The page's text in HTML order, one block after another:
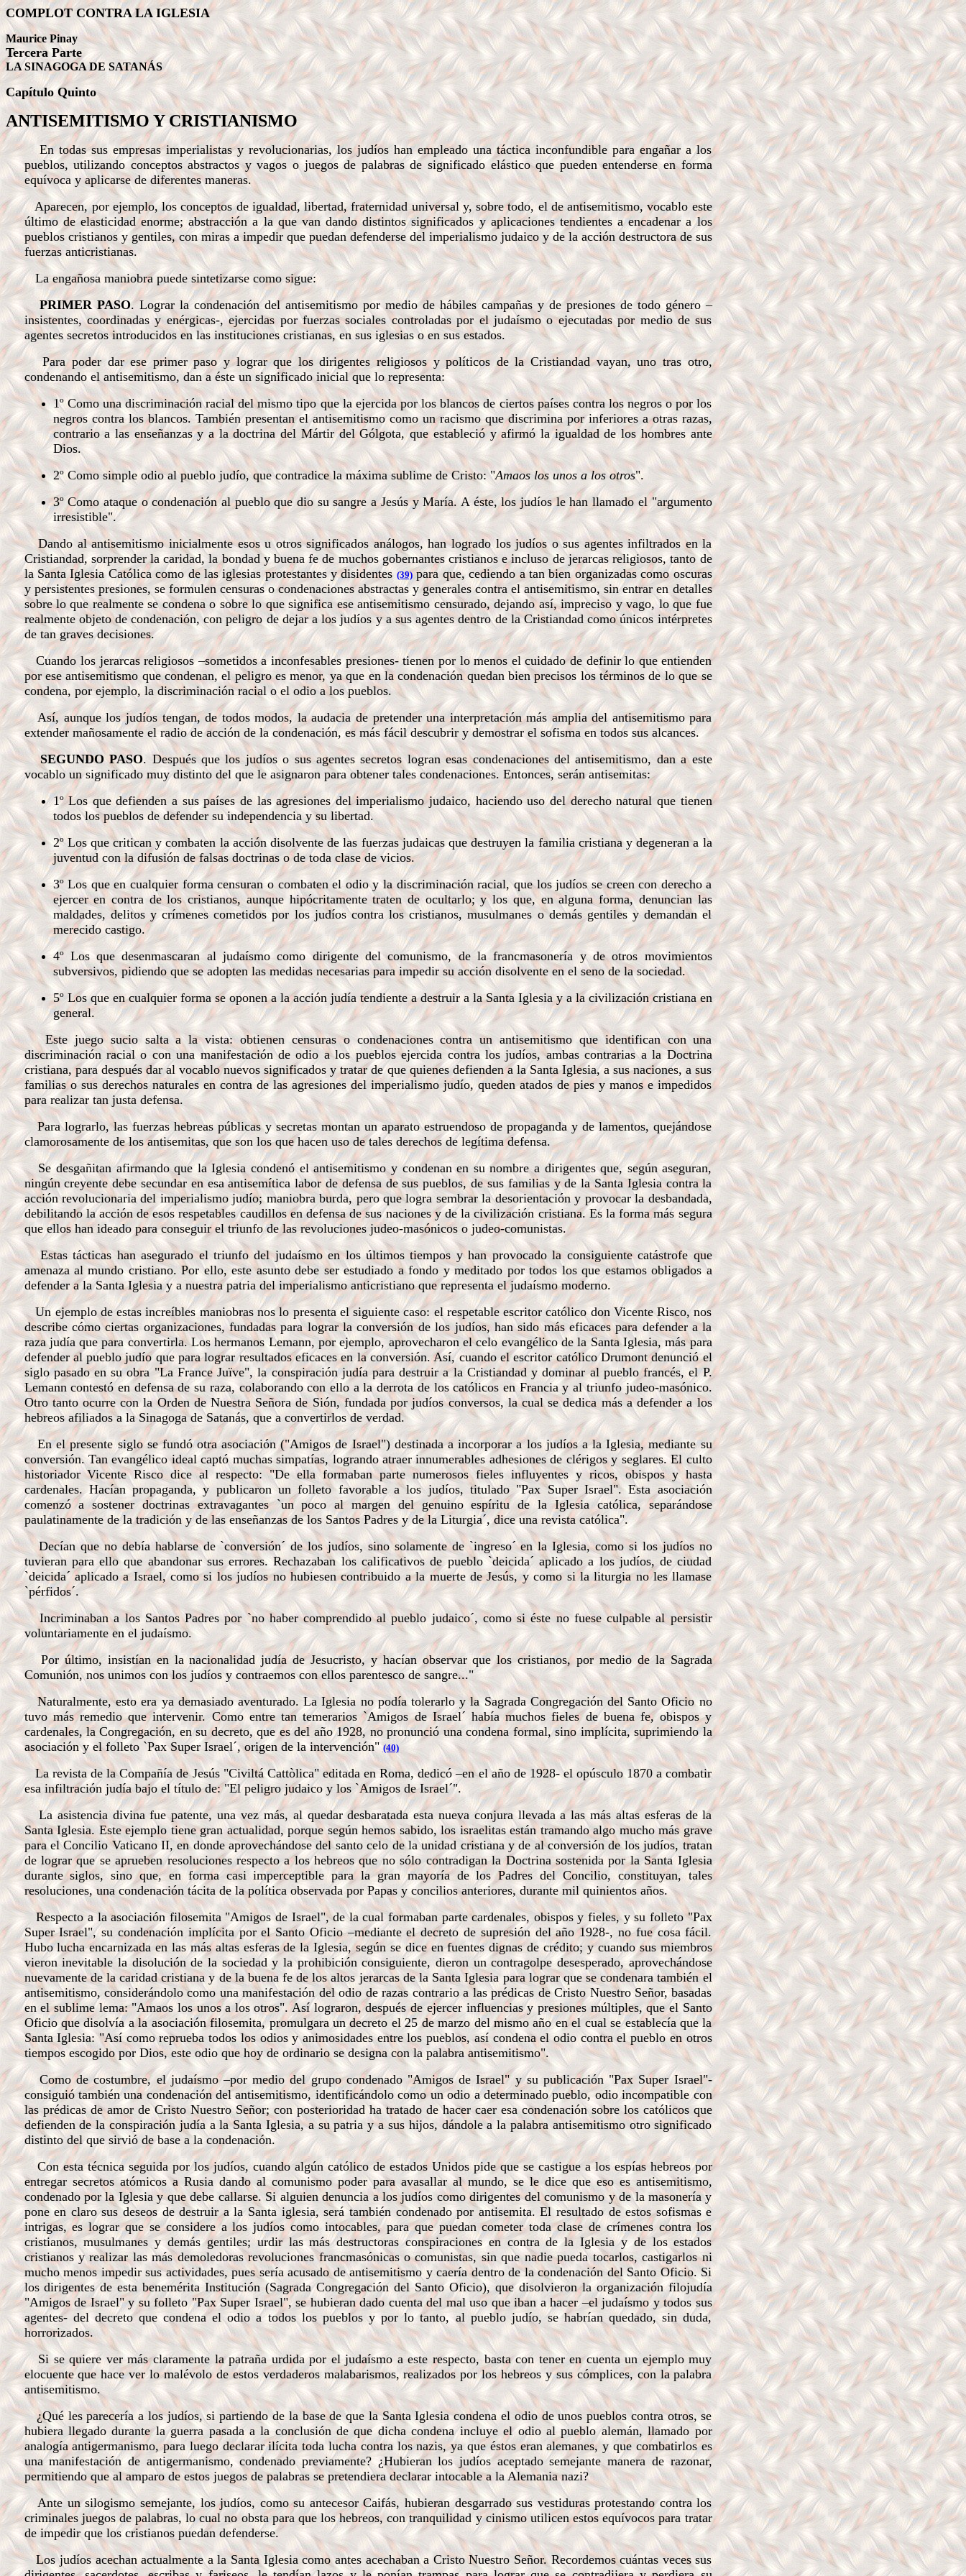
COMPLOT CONTRA LA IGLESIA
Maurice Pinay
Tercera Parte
LA SINAGOGA DE SATANÁS
Capítulo Quinto
ANTISEMITISMO Y CRISTIANISMO
En todas sus empresas imperialistas y revolucionarias, los judíos han empleado una táctica inconfundible para engañar a los
pueblos, utilizando conceptos abstractos y vagos o juegos de palabras de significado elástico que pueden entenderse en forma
equívoca y aplicarse de diferentes maneras.
Aparecen, por ejemplo, los conceptos de igualdad, libertad, fraternidad universal y, sobre todo, el de antisemitismo, vocablo este
último de elasticidad enorme; abstracción a la que van dando distintos significados y aplicaciones tendientes a encadenar a los
pueblos cristianos y gentiles, con miras a impedir que puedan defenderse del imperialismo judaico y de la acción destructora de sus
fuerzas anticristianas.
La engañosa maniobra puede sintetizarse como sigue:
PRIMER PASO. Lograr la condenación del antisemitismo por medio de hábiles campañas y de presiones de todo género –
insistentes, coordinadas y enérgicas-, ejercidas por fuerzas sociales controladas por el judaísmo o ejecutadas por medio de sus
agentes secretos introducidos en las instituciones cristianas, en sus iglesias o en sus estados.
Para poder dar ese primer paso y lograr que los dirigentes religiosos y políticos de la Cristiandad vayan, uno tras otro,
condenando el antisemitismo, dan a éste un significado inicial que lo representa:
1º Como una discriminación racial del mismo tipo que la ejercida por los blancos de ciertos países contra los negros o por los
negros contra los blancos. También presentan el antisemitismo como un racismo que discrimina por inferiores a otras razas,
contrario a las enseñanzas y a la doctrina del Mártir del Gólgota, que estableció y afirmó la igualdad de los hombres ante
Dios.
2º Como simple odio al pueblo judío, que contradice la máxima sublime de Cristo: "Amaos los unos a los otros".
3º Como ataque o condenación al pueblo que dio su sangre a Jesús y María. A éste, los judíos le han llamado el "argumento
irresistible".
Dando al antisemitismo inicialmente esos u otros significados análogos, han logrado los judíos o sus agentes infiltrados en la
Cristiandad, sorprender la caridad, la bondad y buena fe de muchos gobernantes cristianos e incluso de jerarcas religiosos, tanto de
la Santa Iglesia Católica como de las iglesias protestantes y disidentes (39)para que, cediendo a tan bien organizadas como oscuras
y persistentes presiones, se formulen censuras o condenaciones abstractas y generales contra el antisemitismo, sin entrar en detalles
sobre lo que realmente se condena o sobre lo que significa ese antisemitismo censurado, dejando así, impreciso y vago, lo que fue
realmente objeto de condenación, con peligro de dejar a los judíos y a sus agentes dentro de la Cristiandad como únicos intérpretes
de tan graves decisiones.
Cuando los jerarcas religiosos –sometidos a inconfesables presiones- tienen por lo menos el cuidado de definir lo que entienden
por ese antisemitismo que condenan, el peligro es menor, ya que en la condenación quedan bien precisos los términos de lo que se
condena, por ejemplo, la discriminación racial o el odio a los pueblos.
Así, aunque los judíos tengan, de todos modos, la audacia de pretender una interpretación más amplia del antisemitismo para
extender mañosamente el radio de acción de la condenación, es más fácil descubrir y demostrar el sofisma en todos sus alcances.
SEGUNDO PASO. Después que los judíos o sus agentes secretos logran esas condenaciones del antisemitismo, dan a este
vocablo un significado muy distinto del que le asignaron para obtener tales condenaciones. Entonces, serán antisemitas:
1º Los que defienden a sus países de las agresiones del imperialismo judaico, haciendo uso del derecho natural que tienen
todos los pueblos de defender su independencia y su libertad.
2º Los que critican y combaten la acción disolvente de las fuerzas judaicas que destruyen la familia cristiana y degeneran a la
juventud con la difusión de falsas doctrinas o de toda clase de vicios.
3º Los que en cualquier forma censuran o combaten el odio y la discriminación racial, que los judíos se creen con derecho a
ejercer en contra de los cristianos, aunque hipócritamente traten de ocultarlo; y los que, en alguna forma, denuncian las
maldades, delitos y crímenes cometidos por los judíos contra los cristianos, musulmanes o demás gentiles y demandan el
merecido castigo.
4º Los que desenmascaran al judaísmo como dirigente del comunismo, de la francmasonería y de otros movimientos
subversivos, pidiendo que se adopten las medidas necesarias para impedir su acción disolvente en el seno de la sociedad.
5º Los que en cualquier forma se oponen a la acción judía tendiente a destruir a la Santa Iglesia y a la civilización cristiana en
general.
Este juego sucio salta a la vista: obtienen censuras o condenaciones contra un antisemitismo que identifican con una
discriminación racial o con una manifestación de odio a los pueblos ejercida contra los judíos, ambas contrarias a la Doctrina
cristiana, para después dar al vocablo nuevos significados y tratar de que quienes defienden a la Santa Iglesia, a sus naciones, a sus
familias o sus derechos naturales en contra de las agresiones del imperialismo judío, queden atados de pies y manos e impedidos
para realizar tan justa defensa.
Para lograrlo, las fuerzas hebreas públicas y secretas montan un aparato estruendoso de propaganda y de lamentos, quejándose
clamorosamente de los antisemitas, que son los que hacen uso de tales derechos de legítima defensa.
Se desgañitan afirmando que la Iglesia condenó el antisemitismo y condenan en su nombre a dirigentes que, según aseguran,
ningún creyente debe secundar en esa antisemítica labor de defensa de sus pueblos, de sus familias y de la Santa Iglesia contra la
acción revolucionaria del imperialismo judío; maniobra burda, pero que logra sembrar la desorientación y provocar la desbandada,
debilitando la acción de esos respetables caudillos en defensa de sus naciones y de la civilización cristiana. Es la forma más segura
que ellos han ideado para conseguir el triunfo de las revoluciones judeo-masónicos o judeo-comunistas.
Estas tácticas han asegurado el triunfo del judaísmo en los últimos tiempos y han provocado la consiguiente catástrofe que
amenaza al mundo cristiano. Por ello, este asunto debe ser estudiado a fondo y meditado por todoslos que estamos obligados a
defender a la Santa Iglesia y a nuestra patria del imperialismo anticristiano que representa el judaísmo moderno.
Un ejemplo de estas increíbles maniobras nos lo presenta el siguiente caso: el respetable escritor católico don Vicente Risco, nos
describe cómo ciertas organizaciones, fundadas para lograr la conversión de los judíos, han sido más eficaces para defender a la
raza judía que para convertirla. Los hermanos Lemann, por ejemplo, aprovecharon el celo evangélico de la Santa Iglesia, más para
defender al pueblo judío que para lograr resultados eficaces en la conversión. Así, cuando el escritor católico Drumont denunció el
siglo pasado en su obra "La France Juïve", la conspiración judía para destruir a la Cristiandad y dominar al pueblo francés, el P.
Lemann contestó en defensa de su raza, colaborando con ello a la derrota de los católicos en Francia y al triunfo judeo-masónico.
Otro tanto ocurre con la Orden de Nuestra Señora de Sión, fundada por judíos conversos, la cual se dedica más a defender a los
hebreos afiliados a la Sinagoga de Satanás, que a convertirlos de verdad.
En el presente siglo se fundó otra asociación ("Amigos de Israel") destinada a incorporar a los judíos a la Iglesia, mediante su
conversión. Tan evangélico ideal captó muchas simpatías, logrando atraer innumerables adhesiones de clérigos y seglares. El culto
historiador Vicente Risco dice al respecto:"De ella formaban parte numerosos fieles influyentes y ricos, obispos y hasta
cardenales. Hacían propaganda, y publicaron un folleto favorable a los judíos, titulado "Pax Super Israel". Esta asociación
comenzó a sostener doctrinas extravagantes `un poco al margen del genuino espíritu de la Iglesia católica, separándose
paulatinamente de la tradición y de las enseñanzas de los Santos Padres y de la Liturgia´, dice una revista católica".
Decían que no debía hablarse de `conversión´ de los judíos, sino solamente de `ingreso´ en la Iglesia, como si los judíos no
tuvieran para ello que abandonar sus errores. Rechazaban los calificativos de pueblo `deicida´ aplicado a los judíos, de ciudad
`deicida´ aplicado a Israel, como si los judíos no hubiesen contribuido a la muerte de Jesús, y como si la liturgia no les llamase
`pérfidos´.
Incriminaban a los Santos Padres por `no haber comprendido al pueblo judaico´, como si éste no fuese culpable al persistir
voluntariamente en el judaísmo.
Por último, insistían en la nacionalidad judía de Jesucristo, y hacían observar que los cristianos, por medio de la Sagrada
Comunión, nos unimos con los judíos y contraemos con ellos parentesco de sangre..."
Naturalmente, esto era ya demasiado aventurado. La Iglesia no podía tolerarlo y la Sagrada Congregación del Santo Oficio no
tuvo más remedio que intervenir. Como entre tan temerarios `Amigos de Israel´ había muchos fieles de buena fe, obispos y
cardenales, la Congregación, en su decreto, que es del año 1928, no pronunció una condena formal, sino implícita, suprimiendo la
asociación y el folleto `Pax Super Israel´, origen de la intervención" (40)
La revista de la Compañía de Jesús "Civiltá Cattòlica" editada en Roma, dedicó –en el año de 1928- el opúsculo 1870 a combatir
esa infiltración judía bajo el título de: "El peligro judaico y los `Amigos de Israel´".
La asistencia divina fue patente, una vez más, al quedar desbaratada esta nueva conjura llevada a las más altas esferas de la
Santa Iglesia. Este ejemplo tiene gran actualidad, porque según hemos sabido, los israelitas están tramando algo mucho más grave
para el Concilio Vaticano II, en donde aprovechándose del santo celo de la unidad cristiana y de al conversión de los judíos, tratan
de lograr que se aprueben resoluciones respecto a los hebreos que no sólo contradigan la Doctrina sostenida por la Santa Iglesia
durantesiglos, sino que, en forma casi imperceptible para la gran mayoría de los Padres del Concilio, constituyan, tales
resoluciones, una condenación tácita de la política observada por Papas y concilios anteriores, durante mil quinientos años.
Respecto a la asociación filosemita "Amigos de Israel", de la cual formaban parte cardenales, obispos y fieles, y su folleto "Pax
Super Israel", su condenación implícita por el Santo Oficio –mediante el decreto de supresión del año 1928-, no fue cosa fácil.
Hubo lucha encarnizada en las más altas esferas de la Iglesia, según se dice en fuentes dignas de crédito; y cuando sus miembros
vieron inevitable la disolución de la sociedad y la prohibición consiguiente, dieron un contragolpe desesperado, aprovechándose
nuevamente de la caridad cristiana y de la buena fe de los altos jerarcas de la Santa Iglesia para lograr que se condenara también el
antisemitismo, considerándolo como una manifestación del odio de razas contrario a las prédicas de Cristo Nuestro Señor, basadas
en el sublime lema: "Amaos los unos a los otros". Así lograron, después de ejercer influencias y presiones múltiples, que el Santo
Oficio que disolvía a la asociación filosemita, promulgara un decreto el 25 de marzo del mismo año en el cual se establecía que la
Santa Iglesia:"Así como reprueba todos los odios y animosidades entre los pueblos, así condena el odio contra el pueblo en otros
tiempos escogido por Dios, este odio que hoy de ordinario se designa con la palabra antisemitismo".
Como de costumbre, el judaísmo –por medio del grupo condenado "Amigos de Israel" y su publicación "Pax Super Israel"-
consiguió también una condenación del antisemitismo, identificándolo como un odio a determinado pueblo, odio incompatible con
las prédicas de amor de Cristo Nuestro Señor; con posterioridad ha tratado de hacer caer esa condenación sobre los católicos que
defienden de la conspiración judía a la Santa Iglesia, a su patria y a sus hijos, dándole a la palabra antisemitismo otro significado
distinto del que sirvió de base a la condenación.
Con esta técnica seguida por los judíos, cuando algún católico de estados Unidos pide que se castigue a los espías hebreos por
entregar secretos atómicos a Rusia dando al comunismo poder para avasallar al mundo, se le dice que eso es antisemitismo,
condenado por la Iglesia y que debe callarse. Si alguien denuncia a los judíos como dirigentes del comunismo y de la masonería y
pone en claro sus deseos de destruir a la Santa iglesia, será también condenado por antisemita. El resultado de estos sofismas e
intrigas, es lograr que se considere a los judíos como intocables, para que puedan cometer toda clase de crímenes contra los
cristianos, musulmanes y demás gentiles; urdir las más destructoras conspiraciones en contra de la Iglesia y de los estados
cristianos y realizar las más demoledoras revoluciones francmasónicas o comunistas, sin que nadie pueda tocarlos, castigarlos ni
mucho menos impedir sus actividades, pues sería acusado de antisemitismo y caería dentro de la condenación del Santo Oficio. Si
los dirigentes de esta benemérita Institución (Sagrada Congregación del Santo Oficio), que disolvieron la organización filojudía
"Amigos de Israel" y su folleto "Pax Super Israel", se hubieran dado cuenta del mal uso que iban a hacer –el judaísmo y todos sus
agentes- del decreto que condena el odio a todos los pueblos y por lo tanto, al pueblo judío, se habrían quedado, sin duda,
horrorizados.
Si se quiere ver más claramente la patraña urdida por el judaísmo a este respecto, basta con tener en cuenta un ejemplo muy
elocuente que hace ver lo malévolo de estos verdaderos malabarismos, realizados por los hebreos y sus cómplices, con la palabra
antisemitismo.
¿Qué les parecería a los judíos, si partiendo de la base de que la Santa Iglesia condena el odio de unos pueblos contra otros, se
hubiera llegado durante la guerra pasada a la conclusión de que dicha condena incluye el odio al pueblo alemán, llamado por
analogía antigermanismo, para luego declarar ilícita toda lucha contra los nazis, ya que éstos eran alemanes, y que combatirlos es
una manifestación de antigermanismo, condenado previamente? ¿Hubieran los judíos aceptado semejante manera de razonar,
permitiendo que al amparo de estos juegos de palabras se pretendiera declarar intocable a la Alemania nazi?
Ante un silogismo semejante, los judíos, como su antecesor Caifás, hubieran desgarrado sus vestiduras protestando contra los
criminales juegos de palabras, lo cual no obsta para que los hebreos, con tranquilidad y cinismo utilicen estos equívocos para tratar
de impedir que los cristianos puedan defenderse.
Los judíos acechan actualmente a la Santa Iglesia como antes acechaban a Cristo Nuestro Señor. Recordemos cuántas veces sus